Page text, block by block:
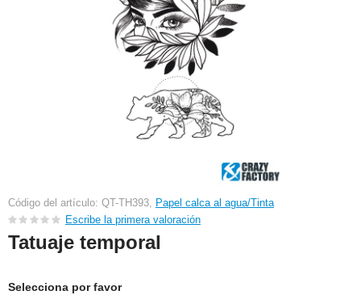
Código del artículo: QT-TH393, Papel calca al agua/Tinta
Escribe la primera valoración
Tatuaje temporal
Selecciona por favor